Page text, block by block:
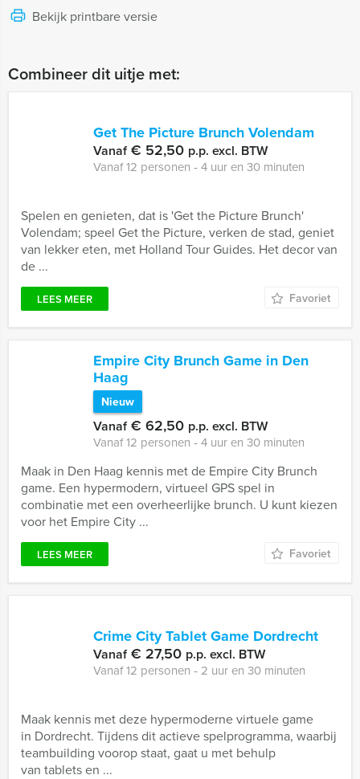
Bekijk printbare versie
Combineer dit uitje met:
Get The Picture Brunch Volendam
Vanaf€ 52,50 p.p. excl. BTW
Vanaf 12 personen ‐ 4 uur en 30 minuten
Spelen en genieten, dat is 'Get the Picture Brunch'
Volendam; speel Get the Picture, verken de stad, geniet
van lekker eten, met Holland Tour Guides. Het decor van
de ...
LEES MEER Favoriet
Empire City Brunch Game in Den
Haag
Nieuw
Vanaf€ 62,50 p.p. excl. BTW
Vanaf 12 personen ‐ 4 uur en 30 minuten
Maak in Den Haag kennis met de Empire City Brunch
game. Een hypermodern, virtueel GPS spel in
combinatie met een overheerlijke brunch. U kunt kiezen
voor het Empire City ...
LEES MEER Favoriet
Crime City Tablet Game Dordrecht
Vanaf€ 27,50 p.p. excl. BTW
Vanaf 12 personen ‐ 2 uur en 30 minuten
Maak kennis met deze hypermoderne virtuele game
in Dordrecht. Tijdens dit actieve spelprogramma, waarbij
teambuilding voorop staat, gaat u met behulp
van tablets en ...